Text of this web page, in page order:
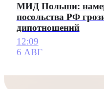
МИД Польши:
посольства РФ
дипотношений
12:09
6 АВГ